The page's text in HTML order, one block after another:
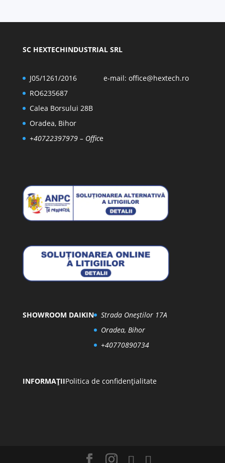
SC HEXTECHINDUSTRIAL SRL
J05/1261/2016
RO6235687
Calea Borsului 28B
Oradea, Bihor
+40722397979– Office
e-mail: office@hextech.ro
SHOWROOM DAIKIN
Strada Oneștilor 17A
Oradea, Bihor
+40770890734
INFORMAȚIIPolitica de confidențialitate